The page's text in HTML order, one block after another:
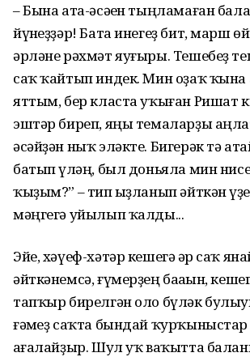
– Бына ата-әсәһен тыңламаған
йүнһеҙҙәр! Бата инегеҙ бит, марш
әрләне рәхмәт яуғыры. Тешебеҙ
саҡ ҡайтып индек. Мин оҙаҡ
яттым, бер класта уҡыған Ришат
эштәр биреп, яңы темаларҙы
әсәйҙән ныҡ эләкте. Бигерәк тә
батып үлһәң, был доньяла мин
ҡыҙым?” – тип һыҙланып әйткән
мәңгегә уйылып ҡалды...
Эйе, хәүеф-хәтәр кешегә һәр саҡ
әйткәнемсә, ғүмерҙең баһаһын,
тапҡыр бирелгән оло бүләк
ғәмһеҙ саҡта бындай
һағалайҙыр. Шул уҡ ваҡытта